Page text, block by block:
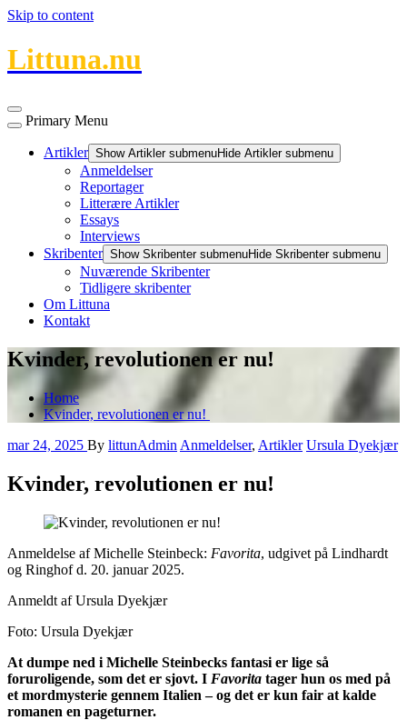
Skip to content
Littuna.nu
Primary Menu
Artikler Show Artikler submenuHide Artikler submenu
Anmeldelser
Reportager
Litterære Artikler
Essays
Interviews
Skribenter Show Skribenter submenuHide Skribenter submenu
Nuværende Skribenter
Tidligere skribenter
Om Littuna
Kontakt
Kvinder, revolutionen er nu!
Home
Kvinder, revolutionen er nu!
mar 24, 2025 By littunAdmin Anmeldelser, Artikler Ursula Dyekjær
Kvinder, revolutionen er nu!
Anmeldelse af Michelle Steinbeck: Favorita, udgivet på Lindhardt
og Ringhof d. 20. januar 2025.
Anmeldt af Ursula Dyekjær
Foto: Ursula Dyekjær
At dumpe ned i Michelle Steinbecks fantasi er lige så
foruroligende, som det er sjovt. I Favorita tager hun os med på
et mordmysterie gennem Italien – og det er kun fair at kalde
romanen en pageturner.